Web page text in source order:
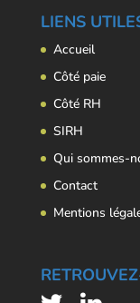
LIENS
Accueil
Côté paie
Côté RH
SIRH
Qui sommes-
Contact
Mentions